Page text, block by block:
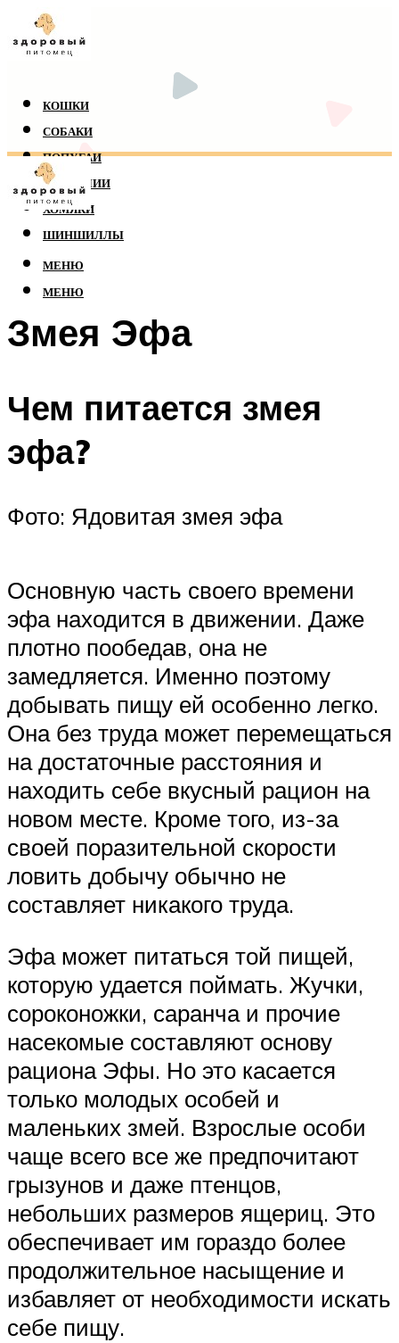
КОШКИ
СОБАКИ
ПОПУГАИ
РЕПТИЛИИ
ХОМЯКИ
ШИНШИЛЛЫ
МЕНЮ
МЕНЮ
Змея Эфа
Чем питается змея
эфа?
Фото: Ядовитая змея эфа
Основную часть своего времени
эфа находится в движении. Даже
плотно пообедав, она не
замедляется. Именно поэтому
добывать пищу ей особенно легко.
Она без труда может перемещаться
на достаточные расстояния и
находить себе вкусный рацион на
новом месте. Кроме того, из-за
своей поразительной скорости
ловить добычу обычно не
составляет никакого труда.
Эфа может питаться той пищей,
которую удается поймать. Жучки,
сороконожки, саранча и прочие
насекомые составляют основу
рациона Эфы. Но это касается
только молодых особей и
маленьких змей. Взрослые особи
чаще всего все же предпочитают
грызунов и даже птенцов,
небольших размеров ящериц. Это
обеспечивает им гораздо более
продолжительное насыщение и
избавляет от необходимости искать
себе пищу.